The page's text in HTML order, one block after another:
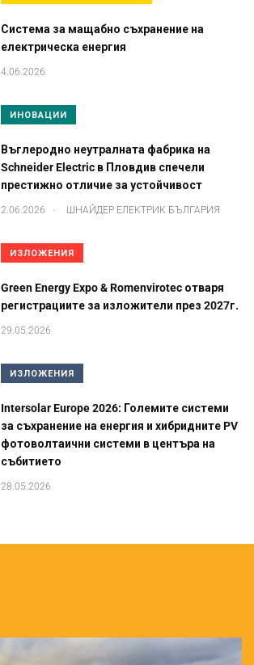
Система за мащабно съхранение на
електрическа енергия
4.06.2026
ИНОВАЦИИ
Въглеродно неутралната фабрика на
Schneider Electric в Пловдив спечели
престижно отличие за устойчивост
2.06.2026 . ШНАЙДЕР ЕЛЕКТРИК БЪЛГАРИЯ
ИЗЛОЖЕНИЯ
Green Energy Expo & Romenvirotec отваря
регистрациите за изложители през 2027г.
29.05.2026
ИЗЛОЖЕНИЯ
Intersolar Europe 2026: Големите системи
за съхранение на енергия и хибридните PV
фотоволтаични системи в центъра на
събитието
28.05.2026